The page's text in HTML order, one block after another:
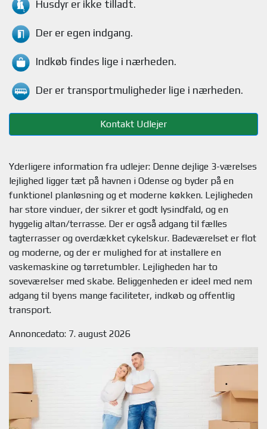
Husdyr er ikke tilladt.
Der er egen indgang.
Indkøb findes lige i nærheden.
Der er transportmuligheder lige i nærheden.
Kontakt Udlejer
Yderligere information fra udlejer: Denne dejlige 3-værelses
lejlighed ligger tæt på havnen i Odense og byder på en
funktionel planløsning og et moderne køkken. Lejligheden
har store vinduer, der sikrer et godt lysindfald, og en
hyggelig altan/terrasse. Der er også adgang til fælles
tagterrasser og overdækket cykelskur. Badeværelset er flot
og moderne, og der er mulighed for at installere en
vaskemaskine og tørretumbler. Lejligheden har to
soveværelser med skabe. Beliggenheden er ideel med nem
adgang til byens mange faciliteter, indkøb og offentlig
Annoncedato: 7. august 2026